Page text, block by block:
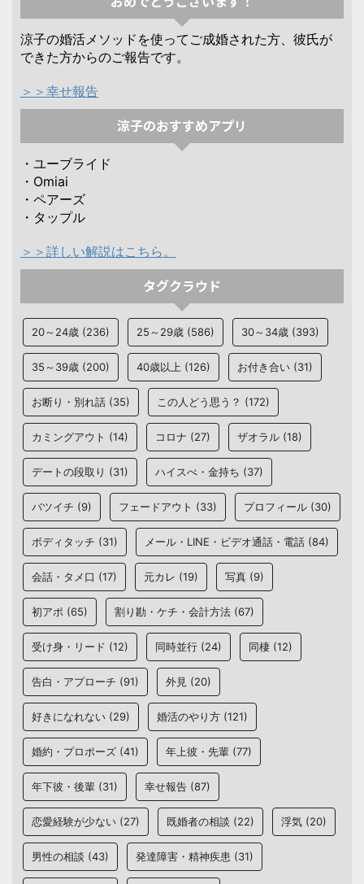
涼子の婚活メソッドを使ってご成婚された方、彼氏が
できた方からのご報告です。
＞＞幸せ報告
涼子のおすすめアプリ
・ユーブライド
・Omiai
・ペアーズ
・タップル
＞＞詳しい解説はこちら。
タグクラウド
20～24歳 (236) 25～29歳 (586) 30～34歳 (393)
35～39歳 (200) 40歳以上 (126) お付き合い (31)
お断り・別れ話 (35) この人どう思う？ (172)
カミングアウト (14) コロナ (27) ザオラル (18)
デートの段取り (31) ハイスぺ・金持ち (37)
バツイチ (9) フェードアウト (33) プロフィール (30)
ボディタッチ (31) メール・LINE・ビデオ通話・電話 (84)
会話・タメ口 (17) 元カレ (19) 写真 (9)
初アポ (65) 割り勘・ケチ・会計方法 (67)
受け身・リード (12) 同時並行 (24) 同棲 (12)
告白・アプローチ (91) 外見 (20)
好きになれない (29) 婚活のやり方 (121)
婚約・プロポーズ (41) 年上彼・先輩 (77)
年下彼・後輩 (31) 幸せ報告 (87)
恋愛経験が少ない (27) 既婚者の相談 (22) 浮気 (20)
男性の相談 (43) 発達障害・精神疾患 (31)